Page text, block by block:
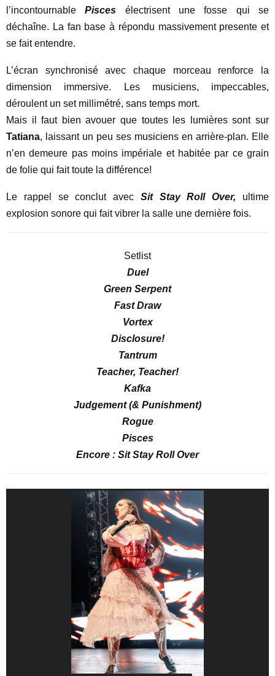
l’incontournablePisces électrisent une fosse qui se
déchaîne. La fan base à répondu massivement presente et
se fait entendre.
L’écran synchronisé avec chaque morceau renforce la
dimension immersive. Les musiciens, impeccables,
déroulent un set millimétré, sans temps mort.
Mais il faut bien avouer que toutes les lumières sont sur
Tatiana, laissant un peu ses musiciens en arrière-plan. Elle
n’en demeure pas moins impériale et habitée par ce grain
de folie qui fait toute la différence!
Le rappel se conclut avec Sit Stay Roll Over, ultime
explosion sonore qui fait vibrer la salle une dernière fois.
Setlist
Duel
Green Serpent
Fast Draw
Vortex
Disclosure!
Tantrum
Teacher, Teacher!
Kafka
Judgement (& Punishment)
Rogue
Pisces
Encore : Sit Stay Roll Over